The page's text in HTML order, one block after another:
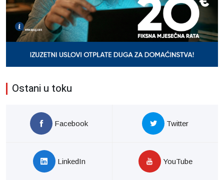
Ostani u toku
Facebook Twitter
LinkedIn YouTube